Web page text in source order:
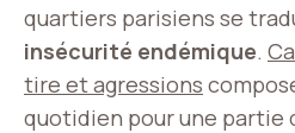
quartiers parisiens se
insécurité endémique.
tire et agressions
quotidien pour une partie